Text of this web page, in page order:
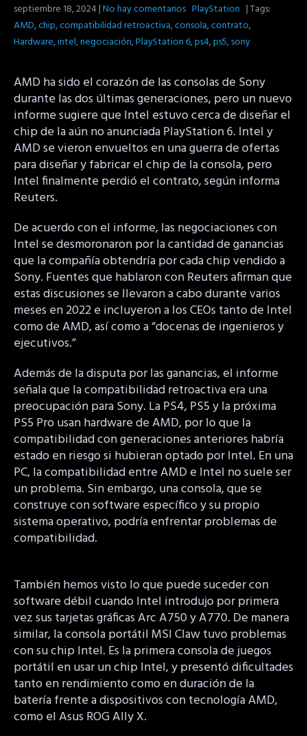
septiembre 18, 2024|No hay comentarios PlayStation | Tags:
AMD,chip,compatibilidad retroactiva,consola,contrato,
Hardware,intel,negociación,PlayStation 6,ps4,ps5,sony
AMD ha sido el corazón de las consolas de Sony
durante las dos últimas generaciones, pero un nuevo
informe sugiere que Intel estuvo cerca de diseñar el
chip de la aún no anunciada PlayStation 6. Intel y
AMD se vieron envueltos en una guerra de ofertas
para diseñar y fabricar el chip de la consola, pero
Intel finalmente perdió el contrato, según informa
Reuters.
De acuerdo con el informe, las negociaciones con
Intel se desmoronaron por la cantidad de ganancias
que la compañía obtendría por cada chip vendido a
Sony. Fuentes que hablaron con Reuters afirman que
estas discusiones se llevaron a cabo durante varios
meses en 2022 e incluyeron a los CEOs tanto de Intel
como de AMD, así como a “docenas de ingenieros y
ejecutivos.”
Además de la disputa por las ganancias, el informe
señala que la compatibilidad retroactiva era una
preocupación para Sony. La PS4, PS5 y la próxima
PS5 Pro usan hardware de AMD, por lo que la
compatibilidad con generaciones anteriores habría
estado en riesgo si hubieran optado por Intel. En una
PC, la compatibilidad entre AMD e Intel no suele ser
un problema. Sin embargo, una consola, que se
construye con software específico y su propio
sistema operativo, podría enfrentar problemas de
compatibilidad.
También hemos visto lo que puede suceder con
software débil cuando Intel introdujo por primera
vez sus tarjetas gráficas Arc A750 y A770. De manera
similar, la consola portátil MSI Claw tuvo problemas
con su chip Intel. Es la primera consola de juegos
portátil en usar un chip Intel, y presentó dificultades
tanto en rendimiento como en duración de la
batería frente a dispositivos con tecnología AMD,
como el Asus ROG Ally X.